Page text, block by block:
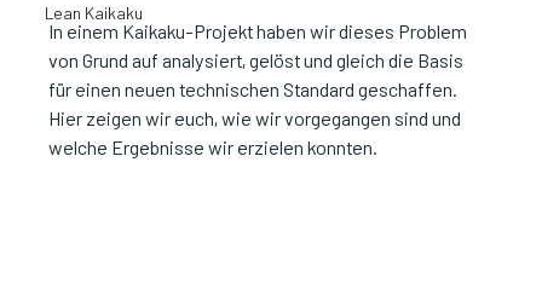
Lean Kaikaku
In einem Kaikaku-Projekt haben wir dieses Problem
von Grund auf analysiert, gelöst und gleich die Basis
für einen neuen technischen Standard geschaffen.
Hier zeigen wir euch, wie wir vorgegangen sind und
welche Ergebnisse wir erzielen konnten.